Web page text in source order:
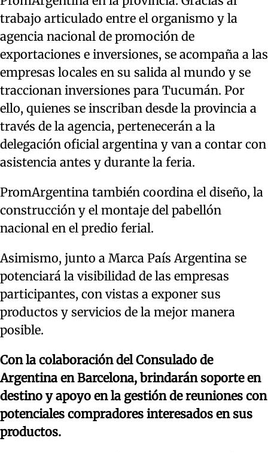
trabajo articulado entre el organismo y la
agencia nacional de promoción de
exportaciones e inversiones, se acompaña a las
empresas locales en su salida al mundo y se
traccionan inversiones para Tucumán. Por
ello, quienes se inscriban desde la provincia a
través de la agencia, pertenecerán a la
delegación oficial argentina y van a contar con
asistencia antes y durante la feria.
PromArgentina también coordina el diseño, la
construcción y el montaje del pabellón
nacional en el predio ferial.
Asimismo, junto a Marca País Argentina se
potenciará la visibilidad de las empresas
participantes, con vistas a exponer sus
productos y servicios de la mejor manera
posible.
Con la colaboración del Consulado de
Argentina en Barcelona, brindarán soporte en
destino y apoyo en la gestión de reuniones con
potenciales compradores interesados en sus
productos.